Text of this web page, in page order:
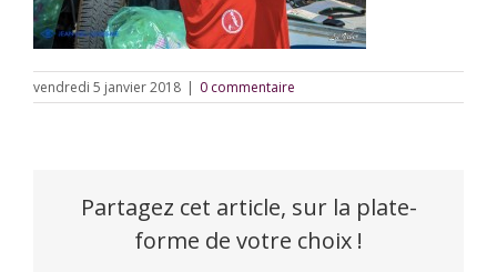
vendredi 5 janvier 2018 | 0 commentaire
Partagez cet article, sur la plate-
forme de votre choix !